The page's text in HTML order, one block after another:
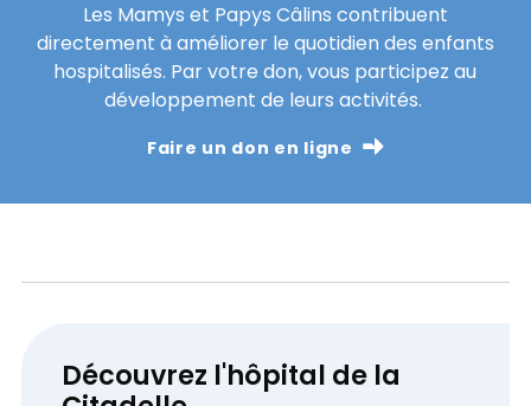
Les Mamys et Papys Câlins contribuent
directement à améliorer le quotidien des enfants
hospitalisés. Par votre don, vous participez au
développement de leurs activités.
Faire un don en ligne
Découvrez l'hôpital de la